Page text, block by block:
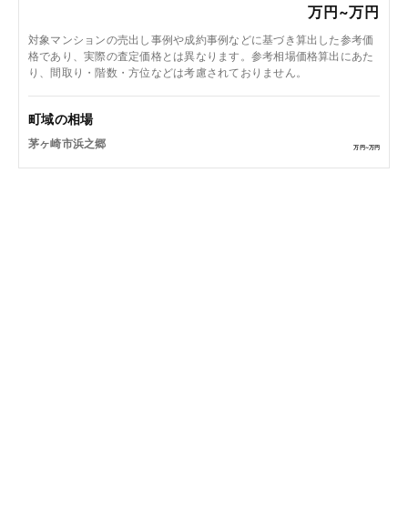
万円~万円
対象マンションの売出し事例や成約事例などに基づき算出した参考価
格であり、実際の査定価格とは異なります。参考相場価格算出にあた
り、間取り・階数・方位などは考慮されておりません。
町域の相場
茅ヶ崎市浜之郷 万円~万円